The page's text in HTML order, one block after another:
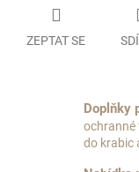
ZEPTAT SE
Doplňky
ochranné
do krabic